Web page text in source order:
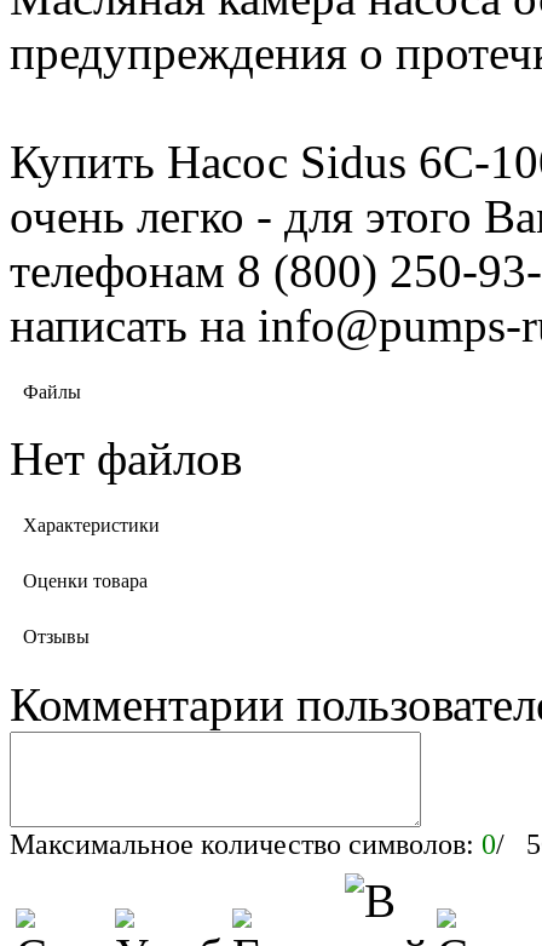
предупреждения о
Купить Насос Sidus 6С-
очень легко - для этого
телефонам 8 (800) 250-
написать на info@pumps-
Файлы
Нет файлов
Характеристики
Оценки товара
Отзывы
Комментарии
Максимальное количество символов: 0/